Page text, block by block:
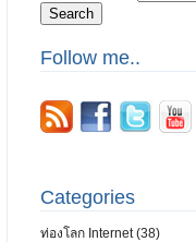
Follow me..
Categories
ท่องโลก Internet (38)